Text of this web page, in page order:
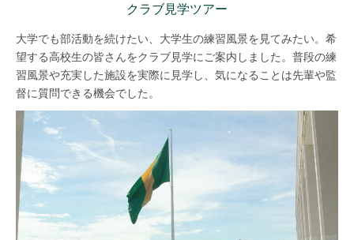
クラブ見学ツアー
大学でも部活動を続けたい、大学生の練習風景を見てみたい。希
望する高校生の皆さんをクラブ見学にご案内しました。普段の練
習風景や充実した施設を実際に見学し、気になることは先輩や監
督に質問できる機会でした。